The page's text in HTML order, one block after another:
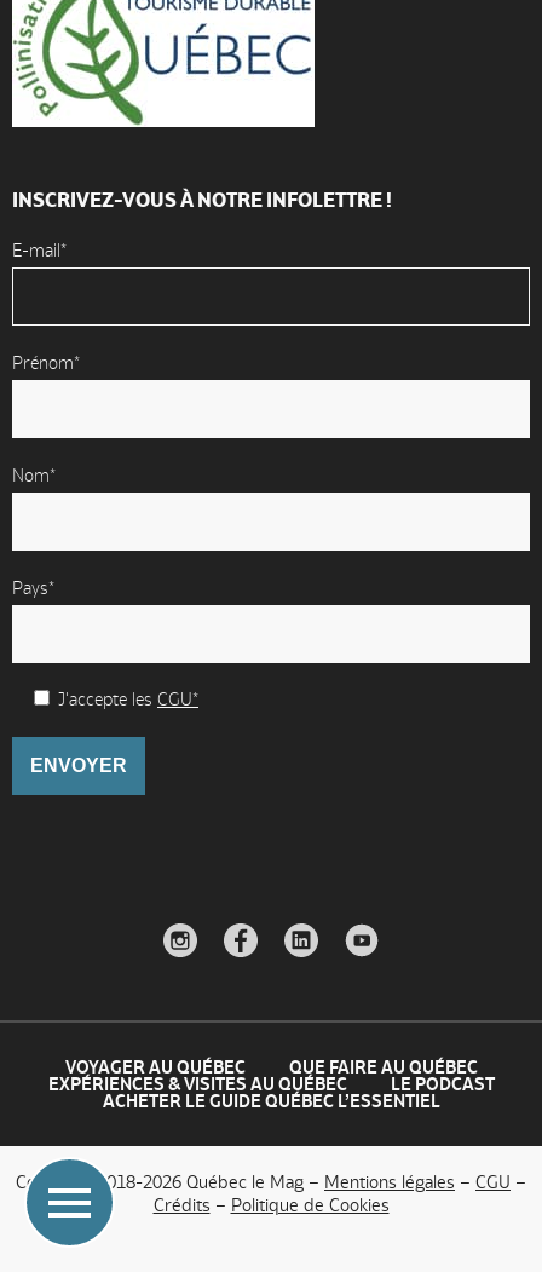
INSCRIVEZ-VOUS À NOTRE INFOLETTRE !
E-mail*
Prénom*
Nom*
Pays*
J'accepte les CGU*
VOYAGER AU QUÉBEC
QUE FAIRE AU QUÉBEC
EXPÉRIENCES & VISITES AU QUÉBEC
LE PODCAST
ACHETER LE GUIDE QUÉBEC L’ESSENTIEL
Copyright 2018-2026 Québec le Mag – Mentions légales – CGU –
Crédits – Politique de Cookies